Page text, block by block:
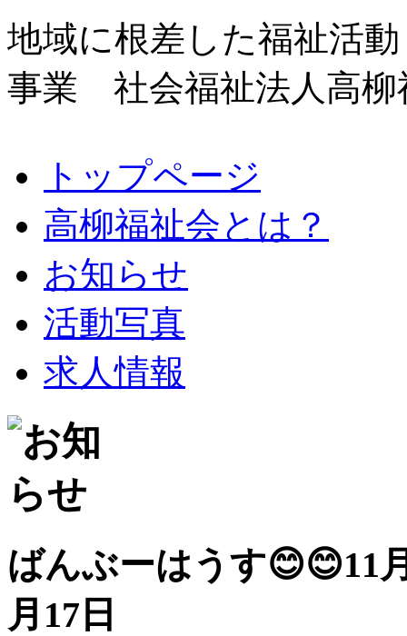
地域に根差した福祉活
事業 社会福祉法人高柳
トップページ
高柳福祉会とは？
お知らせ
活動写真
求人情報
ばんぶーはうす😊😊11月
月17日